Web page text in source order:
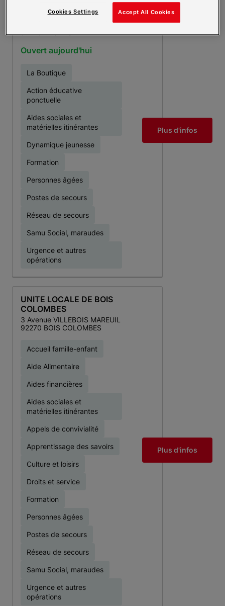
28 Avenue Paul Vaillant
92220 BAGNEUX
Ouvert aujourd'hui
La Boutique
Action éducative
ponctuelle
Aides sociales et
matérielles itinérantes
Dynamique jeunesse
Formation
Personnes âgées
Postes de secours
Réseau de secours
Samu Social, maraudes
Urgence et autres
opérations
Plus d'infos
UNITE LOCALE DE BOIS
COLOMBES
3 Avenue VILLEBOIS MAREUIL
92270 BOIS COLOMBES
Accueil famille-enfant
Aide Alimentaire
Aides financières
Aides sociales et
matérielles itinérantes
Appels de convivialité
Apprentissage des savoirs
Culture et loisirs
Droits et service
Formation
Personnes âgées
Postes de secours
Réseau de secours
Samu Social, maraudes
Urgence et autres
opérations
Plus d'infos
Accept All Cookies
Cookies Settings